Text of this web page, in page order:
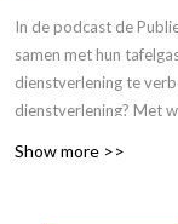
In de podcast de
samen met hun
dienstverlening te
dienstverlening? Met
Show more >>